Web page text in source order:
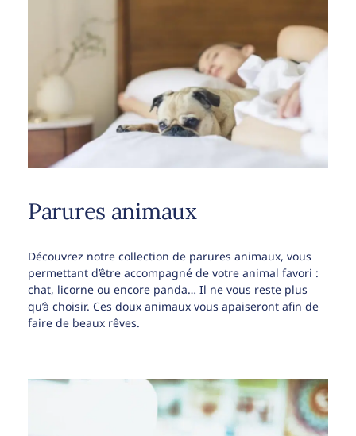
Parures animaux
Découvrez notre collection de parures animaux, vous
permettant d’être accompagné de votre animal favori :
chat, licorne ou encore panda… Il ne vous reste plus
qu’à choisir. Ces doux animaux vous apaiseront afin de
faire de beaux rêves.